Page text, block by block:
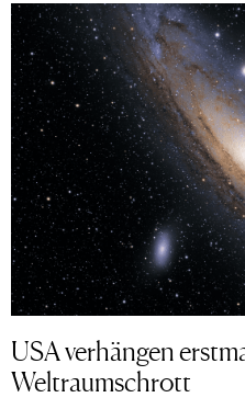
USA verhängen
Weltraumschrott